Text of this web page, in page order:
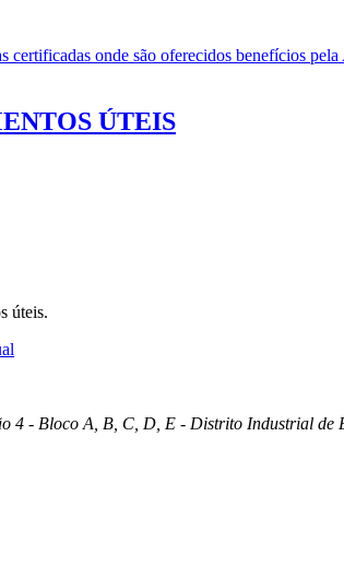
certificadas onde são oferecidos benefícios
ÚTEIS
úteis.
4 - Bloco A, B, C, D, E - Distrito Industrial de